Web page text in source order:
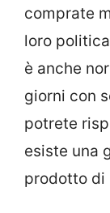
comprate
loro
è anche
giorni con
potrete
esiste una
prodotto di